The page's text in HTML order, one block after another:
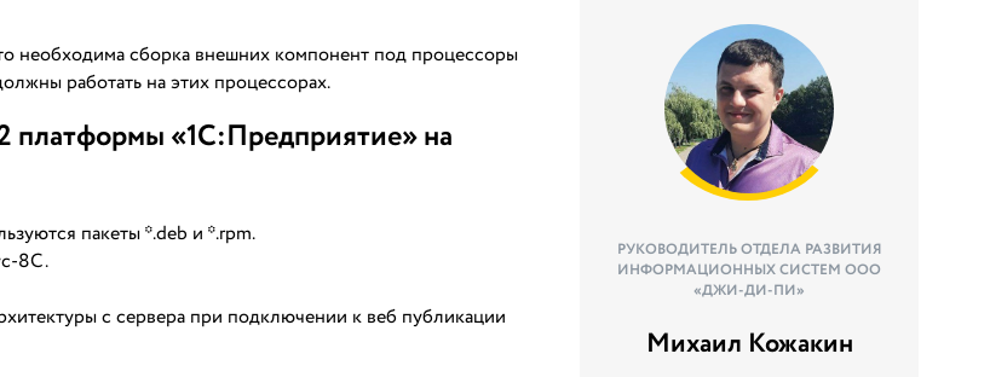
необходима сборка внешних компонент под процессоры
работать на этих процессорах.
платформы «1С:Предприятие» на
пакеты *.deb и *.rpm.
8С.
с сервера при подключении к веб публикации
РУКОВОДИТЕЛЬ ОТДЕЛА РАЗВИТИЯ
ИНФОРМАЦИОННЫХ СИСТЕМ ООО
«ДЖИ-ДИ-ПИ»
Михаил Кожакин